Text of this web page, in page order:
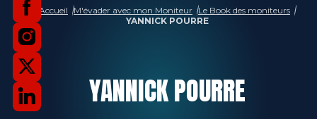
Accueil M'évader avec mon Moniteur Le Book des moniteurs
YANNICK POURRE
YANNICKPOURRE